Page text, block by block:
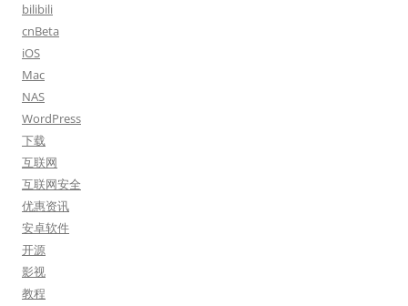
bilibili
cnBeta
iOS
Mac
NAS
WordPress
下载
互联网
互联网安全
优惠资讯
安卓软件
开源
影视
教程